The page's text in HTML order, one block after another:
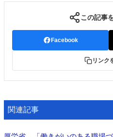
JFPI印刷用語集
この記事
Facebook
リンク
関連記事